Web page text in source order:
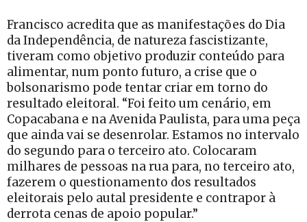
Francisco acredita que as manifestações do Dia
da Independência, de natureza fascistizante,
tiveram como objetivo produzir conteúdo para
alimentar, num ponto futuro, a crise que o
bolsonarismo pode tentar criar em torno do
resultado eleitoral. “Foi feito um cenário, em
Copacabana e na Avenida Paulista, para uma peça
que ainda vai se desenrolar. Estamos no intervalo
do segundo para o terceiro ato. Colocaram
milhares de pessoas na rua para, no terceiro ato,
fazerem o questionamento dos resultados
eleitorais pelo autal presidente e contrapor à
derrota cenas de apoio popular.”